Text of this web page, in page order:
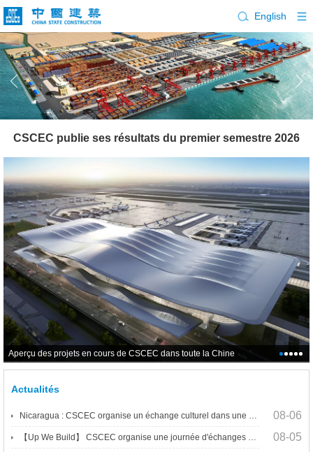
English
CSCEC publie ses résultats du premier semestre 2026
Aperçu des projets en cours de CSCEC dans toute la Chine
Actualités
08-06
Nicaragua : CSCEC organise un échange culturel dans une école primaire
08-05
【Up We Build】 CSCEC organise une journée d'échanges sur les métiers, la sécurité et l'innovation dans le secteur du bâtiment à Singapour